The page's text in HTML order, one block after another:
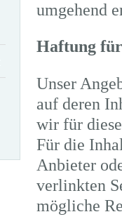
umgehend
Haftung
Unser
auf deren
wir für
Für die
Anbieter
verlinkten
mögliche